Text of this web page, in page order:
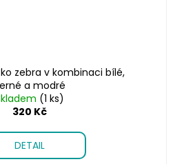
zebra v kombinaci bílé,
a modré
(1 ks)
320 Kč
DETAIL